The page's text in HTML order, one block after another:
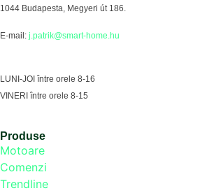
1044 Budapesta, Megyeri út 186.
E-mail: j.patrik@smart-home.hu
LUNI-JOI între orele 8-16
VINERI între orele 8-15
Produse
Motoare
Comenzi
Trendline